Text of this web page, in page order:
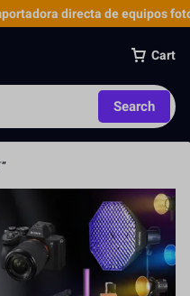
directa de equipos
Cart
Search